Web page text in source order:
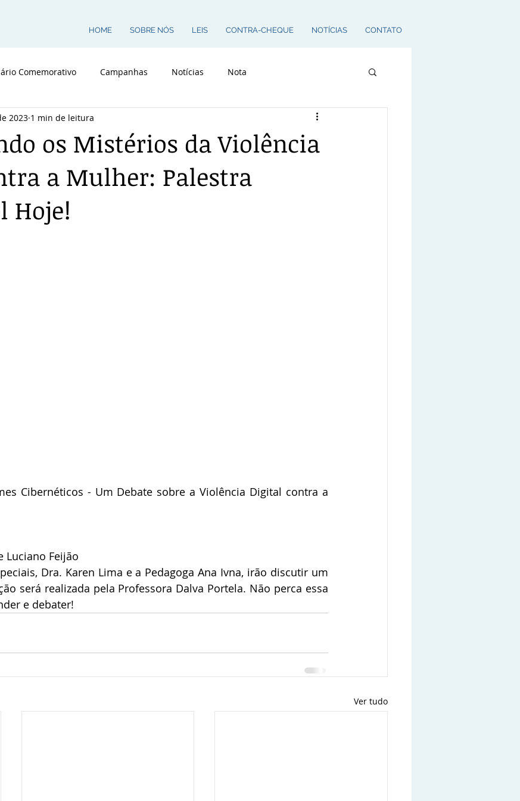
HOME SOBRE NÓS LEIS CONTRA-CHEQUE NOTÍCIAS CONTATO
Comemorativo Campanhas Notícias Nota
os Mistérios da Violência
a Mulher: Palestra
Hoje!
2023 1 min de leitura
Cibernéticos - Um Debate sobre a Violência Digital contra a
Luciano Feijão
Dra. Karen Lima e a Pedagoga Ana Ivna, irão discutir um
será realizada pela Professora Dalva Portela. Não perca essa
e debater!
Ver tudo